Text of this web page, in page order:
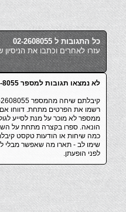
כל התגובות ל 02-2608055
עזרו לאחרים וכתבו את הניסיון שלכם
לא נמצאו תגובות למספר 02-260-8055
קיבלתם שיחה מהמספר 02-2608055 ?
רשמו את הפרטים מתחת. דווחו
ממספר לא מוכר על מנת לסייע
כמה שיחות או הודעות טקסט
שימו לב - תארו מה שאפשר מבלי
לפני הופעתן.